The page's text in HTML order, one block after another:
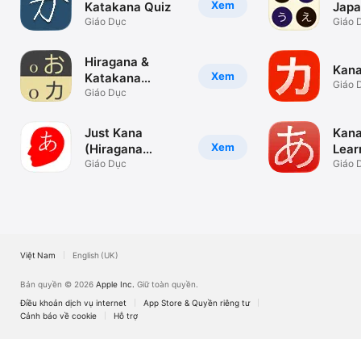
Xem
Katakana Quiz
Giáo Dục
Xem
Hiragana &
Katakana
Flashcards
Giáo Dục
Xem
Just Kana
(Hiragana
Katakana)
Giáo Dục
Giáo
Giáo
Giáo
Việt Nam English (UK)
Bản quyền © 2026 Apple Inc. Giữ toàn quyền.
Điều khoản dịch vụ internet
App Store & Quyền riêng tư
Cảnh báo về cookie
Hỗ trợ